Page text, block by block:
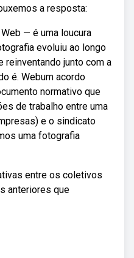
a resposta:
— é uma loucura
evoluiu ao longo
reinventando junto com a
é. Webum acordo
normativo que
de trabalho entre uma
e o sindicato
uma fotografia
entre os coletivos
anteriores que